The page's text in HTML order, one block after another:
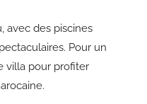
avec des piscines
Pour un
villa pour profiter